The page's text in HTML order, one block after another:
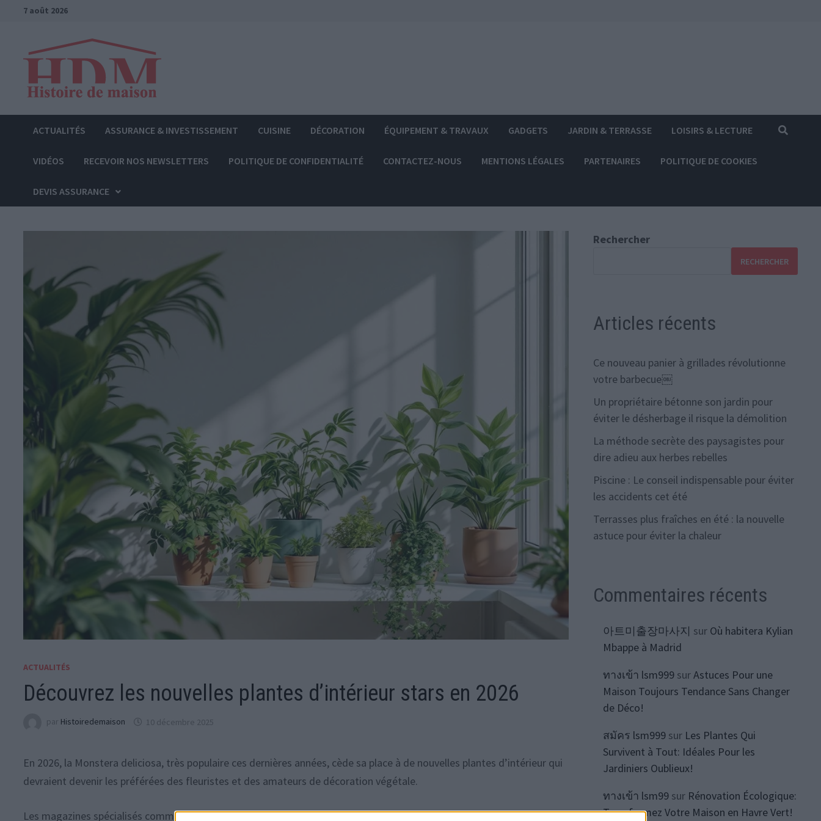
Passer7 août 2026
ACTUALITÉS ASSURANCE & INVESTISSEMENT CUISINE DÉCORATION ÉQUIPEMENT & TRAVAUX GADGETS JARDIN & TERRASSE LOISIRS & LECTURE
VIDÉOS RECEVOIR NOS NEWSLETTERS POLITIQUE DE CONFIDENTIALITÉ CONTACTEZ-NOUS MENTIONS LÉGALES PARTENAIRES POLITIQUE DE COOKIES
DEVIS ASSURANCE
ACTUALITÉS
Découvrez les nouvelles plantes d’intérieur stars en 2026
par Histoiredemaison 10 décembre 2025
En 2026, la Monstera deliciosa, très populaire ces dernières années, cède sa place à de nouvelles plantes d’intérieur qui
devraient devenir les préférées des fleuristes et des amateurs de décoration végétale.
Les magazines spécialisés commeMon Jardin Ma MaisonouReal Simpleévoquent une tendance vers des feuillages
Rechercher
RECHERCHER
Articles récents
Ce nouveau panier à grillades révolutionne
votre barbecue￼
Un propriétaire bétonne son jardin pour
éviter le désherbage il risque la démolition
La méthode secrète des paysagistes pour
dire adieu aux herbes rebelles
Piscine : Le conseil indispensable pour éviter
les accidents cet été
Terrasses plus fraîches en été : la nouvelle
astuce pour éviter la chaleur
Commentaires récents
아트미출장마사지 sur Où habitera Kylian
Mbappe à Madrid
ทางเข้า lsm999surAstuces Pour une
Maison Toujours Tendance Sans Changer
de Déco!
สมัคร lsm999sur Les Plantes Qui
Survivent à Tout: Idéales Pour les
Jardiniers Oublieux!
ทางเข้า lsm99sur Rénovation Écologique:
Transformez Votre Maison en Havre Vert!